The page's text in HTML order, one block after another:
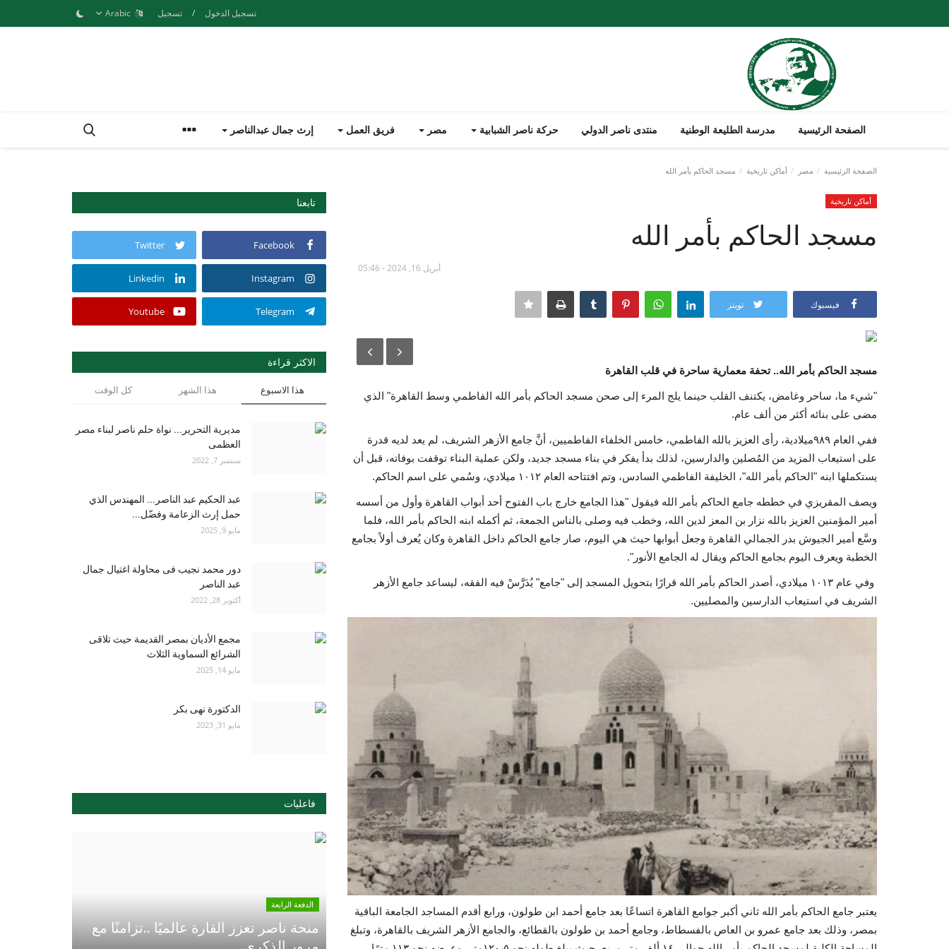
تسجيل الدخول / تسجيل
الصفحة الرئيسية مدرسة الطليعة الوطنية منتدى ناصر الدولي حركة ناصر الشبابية مصر فريق العمل إرث جمال عبدالناصر
الصفحة الرئيسية مصر أماكن تاريخية مسجد الحاكم بأمر الله
أماكن تاريخية
مسجد الحاكم بأمر الله
أبريل 16, 2024 - 05:46
فيسبوك تويتر
مسجد الحاكم بأمر الله.. تحفة معمارية ساحرة في قلب القاهرة
"شيء ما، ساحر وغامض، يكتنف القلب حينما يلج المرء إلى صحن مسجد الحاكم بأمر الله الفاطمي وسط القاهرة" الذي
مضى على بنائه أكثر من ألف عام.
ففي العام ٩٨٩ميلادية، رأى العزيز بالله الفاطمي، خامس الخلفاء الفاطميين، أنَّ جامع الأزهر الشريف، لم يعد لديه قدرة
على استيعاب المزيد من المُصلين والدارسين، لذلك بدأ يفكر في بناء مسجد جديد، ولكن عملية البناء توقفت بوفاته، قبل أن
يستكملها ابنه "الحاكم بأمر الله"، الخليفة الفاطمي السادس، وتم افتتاحه العام ١٠١٢ ميلادي، وسُمي على اسم الحاكم.
ويصف المقريزي في خططه جامع الحاكم بأمر الله فيقول "هذا الجامع خارج باب الفتوح أحد أبواب القاهرة وأول من أسسه
أمير المؤمنين العزيز بالله نزار بن المعز لدين الله، وخطب فيه وصلى بالناس الجمعة، ثم أكمله ابنه الحاكم بأمر الله، فلما
وسَّع أمير الجيوش بدر الجمالي القاهرة وجعل أبوابها حيث هي اليوم، صار جامع الحاكم داخل القاهرة وكان يُعرف أولاً بجامع
الخطبة ويعرف اليوم بجامع الحاكم ويقال له الجامع الأنور".
وفي عام ١٠١٣ ميلادي، أصدر الحاكم بأمر الله قرارًا بتحويل المسجد إلى "جامع" يُدَرَّسْ فيه الفقه، ليساعد جامع الأزهر
الشريف في استيعاب الدارسين والمصليين.
يعتبر جامع الحاكم بأمر الله ثاني أكبر جوامع القاهرة اتساعًا بعد جامع أحمد ابن طولون، ورابع أقدم المساجد الجامعة الباقية
بمصر، وذلك بعد جامع عمرو بن العاص بالفسطاط، وجامع أحمد بن طولون بالقطائع، والجامع الأزهر الشريف بالقاهرة، وتبلغ
تابعنا
Facebook
Twitter
Instagram
Linkedin
Telegram
Youtube
الاكثر قراءة
هذا الاسبوع هذا الشهر كل الوقت
مديرية التحرير... نواة حلم ناصر لبناء مصر
العظمى
سبتمبر 7, 2022
عبد الحكيم عبد الناصر... المهندس الذي
حمل إرث الزعامة وفضّل...
مايو 9, 2025
دور محمد نجيب فى محاولة اغتيال جمال
عبد الناصر
أكتوبر 28, 2022
مجمع الأديان بمصر القديمة حيث تلاقى
الشرائع السماوية الثلاث
مايو 14, 2025
الدكتورة نهى بكر
مايو 31, 2023
فاعليات
الدفعة الرابعة
منحة ناصر تعزز القارة عالميًا ..تزامنًا مع